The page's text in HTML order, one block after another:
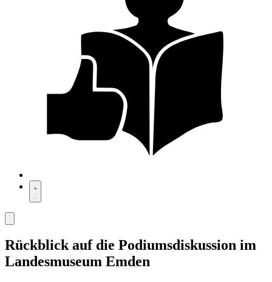
Rückblick auf die Podiumsdiskussion im
Landesmuseum Emden